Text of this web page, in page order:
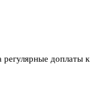
доплаты к